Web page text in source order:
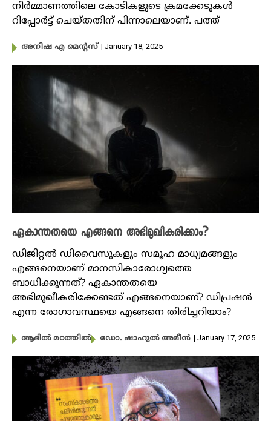
നിർമ്മാണത്തിലെ കോടികളുടെ ക്രമക്കേടുകൾ
റിപ്പോർട്ട് ചെയ്തതിന് പിന്നാലെയാണ്. പത്ത്
അനിഷ എ മെന്റസ് | January 18, 2025
ഏകാന്തതയെ എങ്ങനെ അഭിമുഖീകരിക്കാം?
ഡിജിറ്റൽ ഡിവൈസുകളും സമൂഹ മാധ്യമങ്ങളും
എങ്ങനെയാണ് മാനസികാരോ​ഗ്യത്തെ
ബാധിക്കുന്നത്? ഏകാന്തതയെ
അഭിമുഖീകരിക്കേണ്ടത് എങ്ങനെയാണ്? ഡിപ്രഷൻ
എന്ന രോ​ഗാവസ്ഥയെ എങ്ങനെ തിരിച്ചറിയാം?
ആദിൽ മഠത്തിൽ ഡോ. ഷാഹുൽ അമീൻ | January 17, 2025